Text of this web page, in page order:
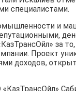
специалистами.
и
за
Проект
доходов,